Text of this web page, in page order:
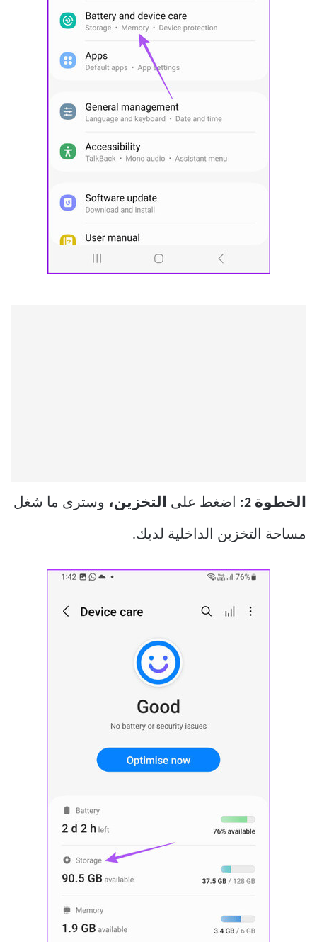
الخطوة 2: اضغط على التخزين، وسترى ما شغل
مساحة التخزين الداخلية لديك.